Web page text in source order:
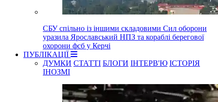
СБУ спільно із іншими складовими Сил оборони
уразила Ярославський НПЗ та кораблі берегової
охорони фсб у Керчі
ПУБЛІКАЦІЇ
ДУМКИ СТАТТІ БЛОГИ ІНТЕРВ'Ю ІСТОРІЯ
ІНОЗМІ